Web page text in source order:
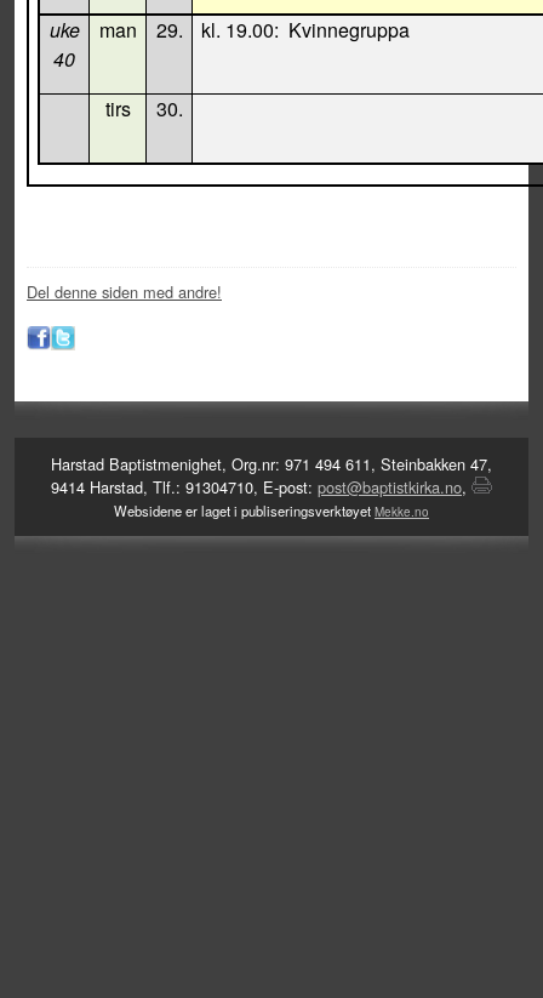
uke
40
man 29. kl. 19.00: Kvinnegruppa
tirs 30.
Del denne siden med andre!
Harstad Baptistmenighet, Org.nr: 971 494 611, Steinbakken 47,
9414 Harstad, Tlf.: 91304710, E-post: post@baptistkirka.no,
Websidene er laget i publiseringsverktøyet Mekke.no